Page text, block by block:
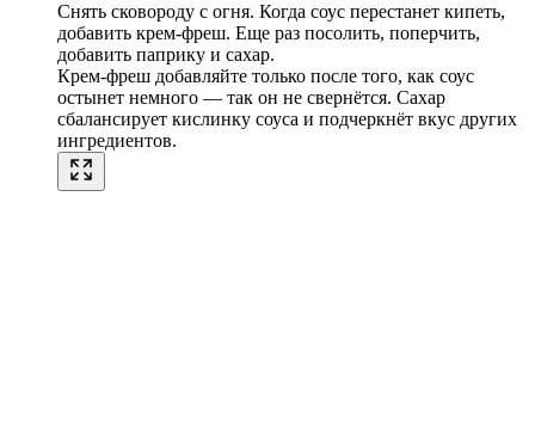
Снять сковороду с огня. Когда соус перестанет кипеть,
добавить крем-фреш. Еще раз посолить, поперчить,
добавить паприку и сахар.
Крем-фреш добавляйте только после того, как соус
остынет немного — так он не свернётся. Сахар
сбалансирует кислинку соуса и подчеркнёт вкус других
ингредиентов.